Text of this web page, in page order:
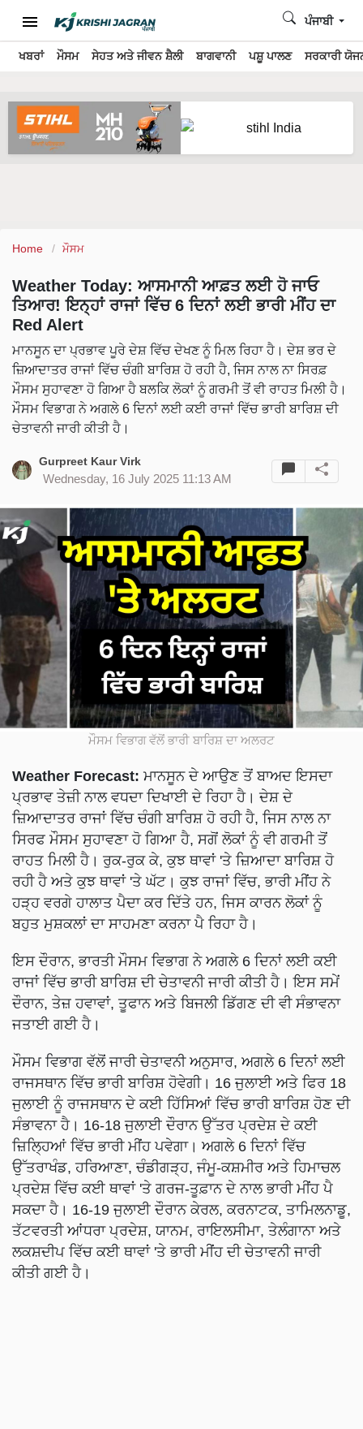
ਖਬਰਾਂ ਮੌਸਮ ਸੇਹਤ ਅਤੇ ਜੀਵਨ ਸ਼ੈਲੀ ਬਾਗਵਾਨੀ ਪਸ਼ੂ ਪਾਲਣ ਸਰਕਾਰੀ
ਪੰਜਾਬੀ
Home ਮੌਸਮ
Weather Today: ਆਸਮਾਨੀ ਆਫ਼ਤ ਲਈ ਹੋ ਜਾਓ
ਤਿਆਰ! ਇਨ੍ਹਾਂ ਰਾਜਾਂ ਵਿੱਚ 6 ਦਿਨਾਂ ਲਈ ਭਾਰੀ ਮੀਂਹ ਦਾ
Red Alert
ਮਾਨਸੂਨ ਦਾ ਪ੍ਰਭਾਵ ਪੂਰੇ ਦੇਸ਼ ਵਿੱਚ ਦੇਖਣ ਨੂੰ ਮਿਲ ਰਿਹਾ ਹੈ। ਦੇਸ਼ ਭਰ ਦੇ
ਜ਼ਿਆਦਾਤਰ ਰਾਜਾਂ ਵਿੱਚ ਚੰਗੀ ਬਾਰਿਸ਼ ਹੋ ਰਹੀ ਹੈ, ਜਿਸ ਨਾਲ ਨਾ ਸਿਰਫ਼
ਮੌਸਮ ਸੁਹਾਵਣਾ ਹੋ ਗਿਆ ਹੈ ਬਲਕਿ ਲੋਕਾਂ ਨੂੰ ਗਰਮੀ ਤੋਂ ਵੀ ਰਾਹਤ ਮਿਲੀ ਹੈ।
ਮੌਸਮ ਵਿਭਾਗ ਨੇ ਅਗਲੇ 6 ਦਿਨਾਂ ਲਈ ਕਈ ਰਾਜਾਂ ਵਿੱਚ ਭਾਰੀ ਬਾਰਿਸ਼ ਦੀ
ਚੇਤਾਵਨੀ ਜਾਰੀ ਕੀਤੀ ਹੈ।
Gurpreet Kaur Virk
Wednesday, 16 July 2025 11:13 AM
ਮੌਸਮ ਵਿਭਾਗ ਵੱਲੋਂ ਭਾਰੀ ਬਾਰਿਸ਼ ਦਾ ਅਲਰਟ
Weather Forecast: ਮਾਨਸੂਨ ਦੇ ਆਉਣ ਤੋਂ ਬਾਅਦ ਇਸਦਾ
ਪ੍ਰਭਾਵ ਤੇਜ਼ੀ ਨਾਲ ਵਧਦਾ ਦਿਖਾਈ ਦੇ ਰਿਹਾ ਹੈ। ਦੇਸ਼ ਦੇ
ਜ਼ਿਆਦਾਤਰ ਰਾਜਾਂ ਵਿੱਚ ਚੰਗੀ ਬਾਰਿਸ਼ ਹੋ ਰਹੀ ਹੈ, ਜਿਸ ਨਾਲ ਨਾ
ਸਿਰਫ ਮੌਸਮ ਸੁਹਾਵਣਾ ਹੋ ਗਿਆ ਹੈ, ਸਗੋਂ ਲੋਕਾਂ ਨੂੰ ਵੀ ਗਰਮੀ ਤੋਂ
ਰਾਹਤ ਮਿਲੀ ਹੈ। ਰੁਕ-ਰੁਕ ਕੇ, ਕੁਝ ਥਾਵਾਂ 'ਤੇ ਜ਼ਿਆਦਾ ਬਾਰਿਸ਼ ਹੋ
ਰਹੀ ਹੈ ਅਤੇ ਕੁਝ ਥਾਵਾਂ 'ਤੇ ਘੱਟ। ਕੁਝ ਰਾਜਾਂ ਵਿੱਚ, ਭਾਰੀ ਮੀਂਹ ਨੇ
ਹੜ੍ਹ ਵਰਗੇ ਹਾਲਾਤ ਪੈਦਾ ਕਰ ਦਿੱਤੇ ਹਨ, ਜਿਸ ਕਾਰਨ ਲੋਕਾਂ ਨੂੰ
ਬਹੁਤ ਮੁਸ਼ਕਲਾਂ ਦਾ ਸਾਹਮਣਾ ਕਰਨਾ ਪੈ ਰਿਹਾ ਹੈ।
ਇਸ ਦੌਰਾਨ, ਭਾਰਤੀ ਮੌਸਮ ਵਿਭਾਗ ਨੇ ਅਗਲੇ 6 ਦਿਨਾਂ ਲਈ ਕਈ
ਰਾਜਾਂ ਵਿੱਚ ਭਾਰੀ ਬਾਰਿਸ਼ ਦੀ ਚੇਤਾਵਨੀ ਜਾਰੀ ਕੀਤੀ ਹੈ। ਇਸ ਸਮੇਂ
ਦੌਰਾਨ, ਤੇਜ਼ ਹਵਾਵਾਂ, ਤੂਫਾਨ ਅਤੇ ਬਿਜਲੀ ਡਿੱਗਣ ਦੀ ਵੀ ਸੰਭਾਵਨਾ
ਜਤਾਈ ਗਈ ਹੈ।
ਮੌਸਮ ਵਿਭਾਗ ਵੱਲੋਂ ਜਾਰੀ ਚੇਤਾਵਨੀ ਅਨੁਸਾਰ, ਅਗਲੇ 6 ਦਿਨਾਂ ਲਈ
ਰਾਜਸਥਾਨ ਵਿੱਚ ਭਾਰੀ ਬਾਰਿਸ਼ ਹੋਵੇਗੀ। 16 ਜੁਲਾਈ ਅਤੇ ਫਿਰ 18
ਜੁਲਾਈ ਨੂੰ ਰਾਜਸਥਾਨ ਦੇ ਕਈ ਹਿੱਸਿਆਂ ਵਿੱਚ ਭਾਰੀ ਬਾਰਿਸ਼ ਹੋਣ ਦੀ
ਸੰਭਾਵਨਾ ਹੈ। 16-18 ਜੁਲਾਈ ਦੌਰਾਨ ਉੱਤਰ ਪ੍ਰਦੇਸ਼ ਦੇ ਕਈ
ਜ਼ਿਲ੍ਹਿਆਂ ਵਿੱਚ ਭਾਰੀ ਮੀਂਹ ਪਵੇਗਾ। ਅਗਲੇ 6 ਦਿਨਾਂ ਵਿੱਚ
ਉੱਤਰਾਖੰਡ, ਹਰਿਆਣਾ, ਚੰਡੀਗੜ੍ਹ, ਜੰਮੂ-ਕਸ਼ਮੀਰ ਅਤੇ ਹਿਮਾਚਲ
ਪ੍ਰਦੇਸ਼ ਵਿੱਚ ਕਈ ਥਾਵਾਂ 'ਤੇ ਗਰਜ-ਤੂਫ਼ਾਨ ਦੇ ਨਾਲ ਭਾਰੀ ਮੀਂਹ ਪੈ
ਸਕਦਾ ਹੈ। 16-19 ਜੁਲਾਈ ਦੌਰਾਨ ਕੇਰਲ, ਕਰਨਾਟਕ, ਤਾਮਿਲਨਾਡੂ,
ਤੱਟਵਰਤੀ ਆਂਧਰਾ ਪ੍ਰਦੇਸ਼, ਯਾਨਮ, ਰਾਇਲਸੀਮਾ, ਤੇਲੰਗਾਨਾ ਅਤੇ
ਲਕਸ਼ਦੀਪ ਵਿੱਚ ਕਈ ਥਾਵਾਂ 'ਤੇ ਭਾਰੀ ਮੀਂਹ ਦੀ ਚੇਤਾਵਨੀ ਜਾਰੀ
ਕੀਤੀ ਗਈ ਹੈ।